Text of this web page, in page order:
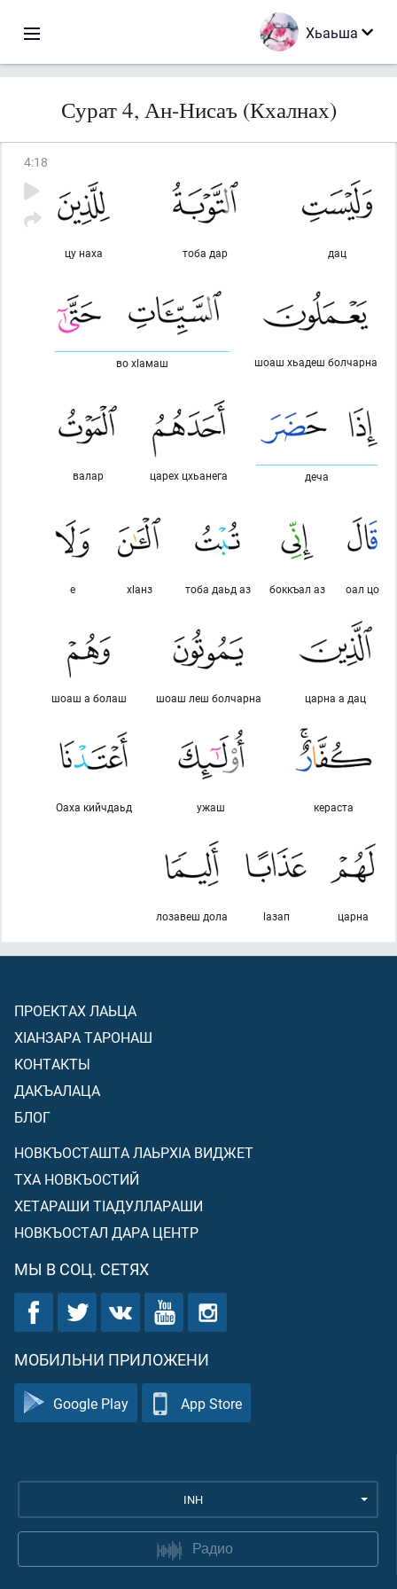
Хьаьша
Сурат 4, Ан-Нисаъ (Кхалнах)
4:18
дац
тоба дар
цу наха
шоаш хьадеш болчарна
во хlамаш
деча
царех цхьанега
валар
оал цо
боккъал аз
тоба даьд аз
хlанз
е
царна а дац
шоаш леш болчарна
шоаш а болаш
кераста
ужаш
Оаха кийчдаьд
царна
lазап
лозавеш дола
ПРОЕКТАХ ЛАЬЦА
ХIАНЗАРА ТАРОНАШ
КОНТАКТЫ
ДАКЪАЛАЦА
БЛОГ
НОВКЪОСТАШТА ЛАЬРХIА ВИДЖЕТ
ТХА НОВКЪОСТИЙ
ХЕТАРАШИ ТIАДУЛЛАРАШИ
НОВКЪОСТАЛ ДАРА ЦЕНТР
МЫ В СОЦ. СЕТЯХ
МОБИЛЬНИ ПРИЛОЖЕНИ
Google Play App Store
INH
Радио